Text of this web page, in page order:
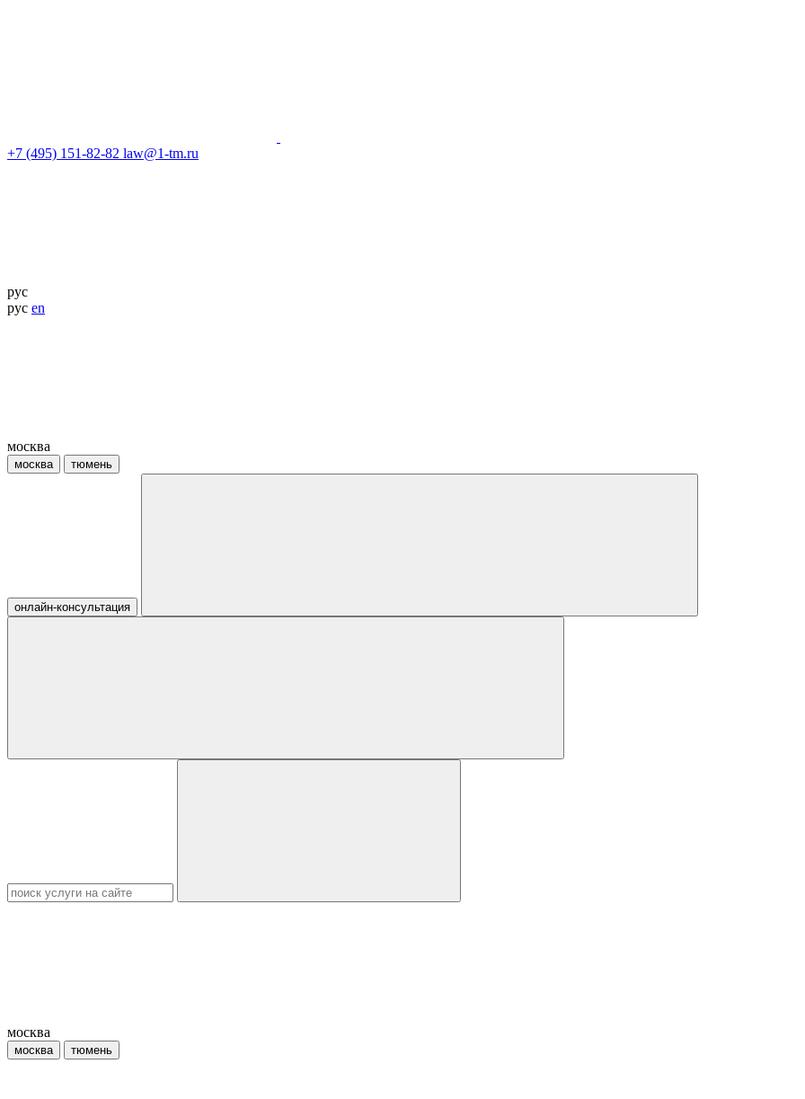
+7 (495) 151-82-82 law@1-tm.ru
рус
рус en
москва
москва тюмень
онлайн-консультация
москва
москва тюмень